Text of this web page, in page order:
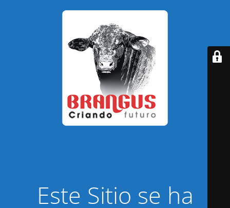
Este Sitio se ha